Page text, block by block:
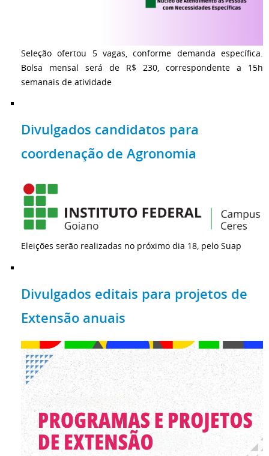
Seleção ofertou 5 vagas, conforme demanda específica.
Bolsa mensal será de R$ 230, correspondente a 15h
semanais de atividade
Divulgados candidatos para
coordenação de Agronomia
Eleições serão realizadas no próximo dia 18, pelo Suap
Divulgados editais para projetos de
Extensão anuais